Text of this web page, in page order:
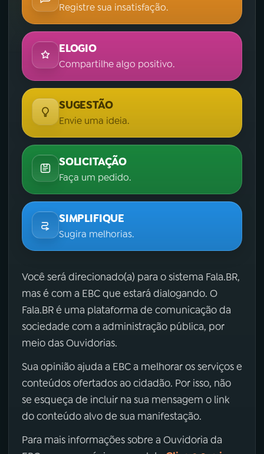
Registre sua insatisfação.
ELOGIO
Compartilhe algo positivo.
SUGESTÃO
Envie uma ideia.
SOLICITAÇÃO
Faça um pedido.
SIMPLIFIQUE
Sugira melhorias.
Você será direcionado(a) para o sistema Fala.BR,
mas é com a EBC que estará dialogando. O
Fala.BR é uma plataforma de comunicação da
sociedade com a administração pública, por
meio das Ouvidorias.
Sua opinião ajuda a EBC a melhorar os serviços e
conteúdos ofertados ao cidadão. Por isso, não
se esqueça de incluir na sua mensagem o link
do conteúdo alvo de sua manifestação.
Para mais informações sobre a Ouvidoria da